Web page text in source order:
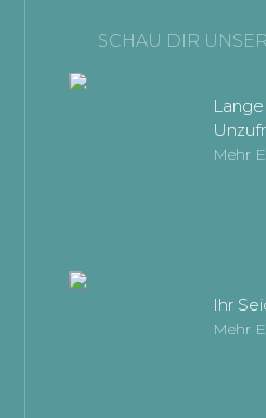
SCHAU DIR
Mehr
Ihr
Mehr